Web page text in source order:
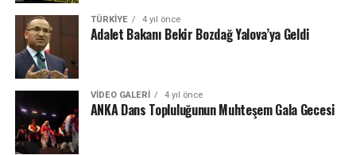
TÜRKIYE 4 yıl önce
Adalet Bakanı Bekir Bozdağ Yalova’ya Geldi
VIDEO GALERI 4 yıl önce
ANKA Dans Topluluğunun Muhteşem Gala Gecesi